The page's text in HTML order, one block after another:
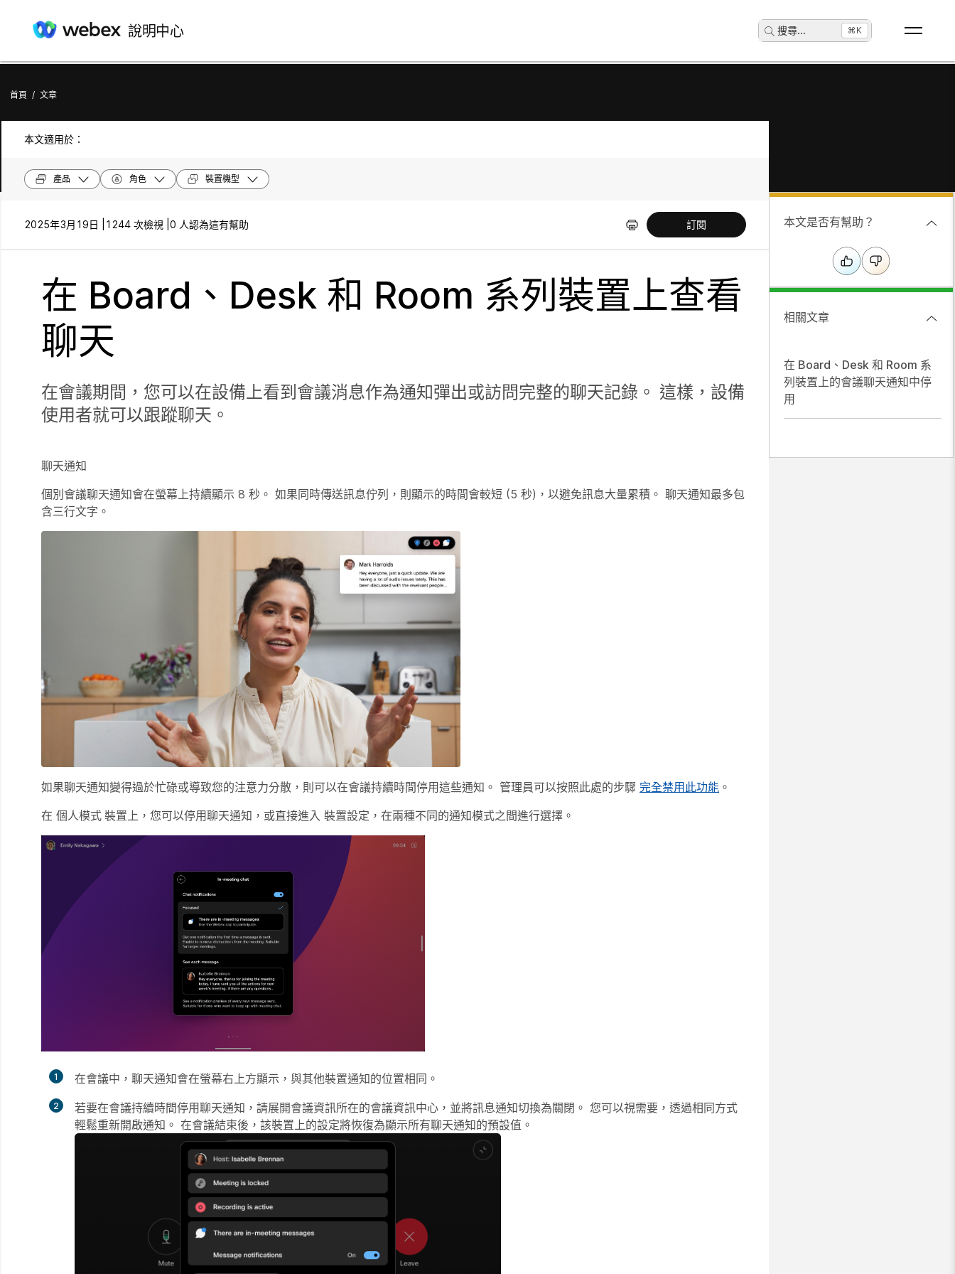
說明中心 搜尋... ⌘K
首頁 / 文章
本文適用於：
產品 角色 裝置機型
2025年3月19日 | 1244 次檢視 | 0 人認為這有幫助 訂閱
在 Board、Desk 和 Room 系列裝置上查看
聊天
在會議期間，您可以在設備上看到會議消息作為通知彈出或訪問完整的聊天記錄。 這樣，設備
使用者就可以跟蹤聊天。
聊天通知
個別會議聊天通知會在螢幕上持續顯示 8 秒。 如果同時傳送訊息佇列，則顯示的時間會較短 (5 秒)，以避免訊息大量累積。 聊天通知最多包
含三行文字。
如果聊天通知變得過於忙碌或導致您的注意力分散，則可以在會議持續時間停用這些通知。 管理員可以按照此處的步驟 完全禁用此功能 。
在 個人模式 裝置上，您可以停用聊天通知，或直接進入 裝置設定，在兩種不同的通知模式之間進行選擇 。
1 在會議中，聊天通知會在螢幕右上方顯示，與其他裝置通知的位置相同。
2 若要在會議持續時間停用聊天通知，請展開會議資訊所在的會議資訊中心，並將訊息通知切換為關閉。 您可以視需要，透過相同方式
輕鬆重新開啟通知。 在會議結束後，該裝置上的設定將恢復為顯示所有聊天通知的預設值。
本文是否有幫助？
相關文章
在 Board、Desk 和 Room 系
列裝置上的會議聊天通知中停
用